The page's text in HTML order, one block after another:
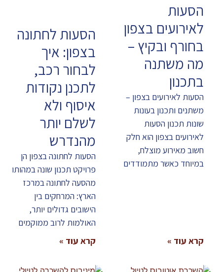
הסעות
לאירועים בצפון
בחורף ובקיץ –
מה משתנה
בתכנון
הסעות לאירועים בצפון –
משתנים ותכנון בעונות
שונות תכנון הסעות
לאירועים בצפון הוא חלק
חשוב מאירוע מוצלח,
במיוחד כאשר מתמודדים
קרא עוד »
הסעות לחתונה
בצפון: איך
לבחור רכב,
לתכנן נקודות
איסוף ולא
לשלם יותר
מהנדרש
הסעות לחתונה בצפון הן
פרויקט תכנון שונה במהותו
מהסעה לחתונה במרכז
הארץ: המרחקים בין
הישובים גדולים יותר,
האולמות לרוב ממוקמים
קרא עוד »